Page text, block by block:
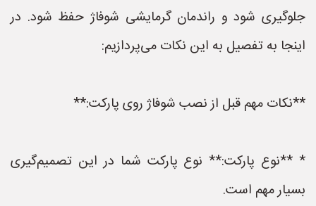
جلوگیری شود و راندمان گرمایشی شوفاژ حفظ شود. در
اینجا به تفصیل به این نکات می‌پردازیم:
**نکات مهم قبل از نصب شوفاژ روی پارکت:**
* **نوع پارکت:** نوع پارکت شما در این تصمیم‌گیری
بسیار مهم است.